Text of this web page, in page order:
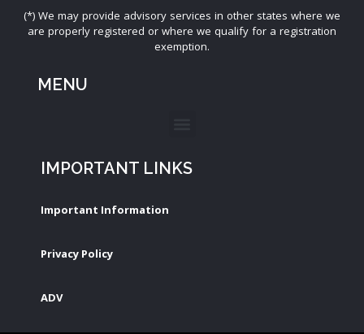
(*) We may provide advisory services in other states where we
are properly registered or where we qualify for a registration
exemption.
MENU
IMPORTANT LINKS
Important Information
Privacy Policy
ADV